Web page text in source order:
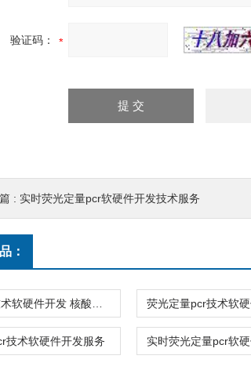
验证码：
: 实时荧光定量pcr软硬件开发技术服务
：
技术软硬件开发服务